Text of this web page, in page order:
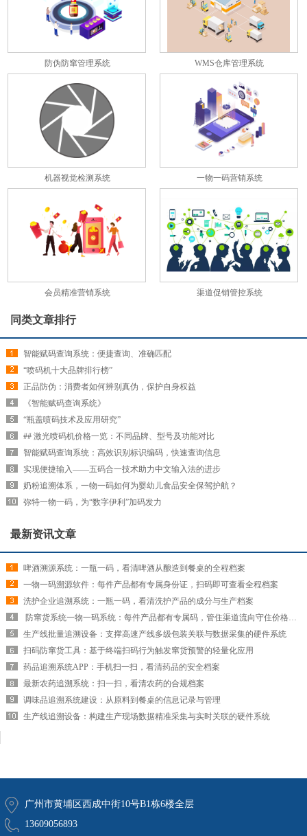
防伪防窜管理系统 WMS仓库管理系统
机器视觉检测系统 一物一码营销系统
会员精准营销系统 渠道促销管控系统
同类文章排行
智能赋码查询系统：便捷查询、准确匹配
“喷码机十大品牌排行榜”
正品防伪：消费者如何辨别真伪，保护自身权益
《智能赋码查询系统》
“瓶盖喷码技术及应用研究”
## 激光喷码机价格一览：不同品牌、型号及功能对比
智能赋码查询系统：高效识别标识编码，快速查询信息
实现便捷输入——五码合一技术助力中文输入法的进步
奶粉追溯体系，一物一码如何为婴幼儿食品安全保驾护航？
弥特一物一码，为“数字伊利”加码发力
最新资讯文章
啤酒溯源系统：一瓶一码，看清啤酒从酿造到餐桌的全程档案
一物一码溯源软件：每件产品都有专属身份证，扫码即可查看全程档案
洗护企业追溯系统：一瓶一码，看清洗护产品的成分与生产档案
​ 防窜货系统一物一码系统：每件产品都有专属码，管住渠道流向守住价格红线
生产线批量追溯设备：支撑高速产线多级包装关联与数据采集的硬件系统
扫码防窜货工具：基于终端扫码行为触发窜货预警的轻量化应用
药品追溯系统APP：手机扫一扫，看清药品的安全档案
最新农药追溯系统：扫一扫，看清农药的合规档案
调味品追溯系统建设：从原料到餐桌的信息记录与管理
生产线追溯设备：构建生产现场数据精准采集与实时关联的硬件系统
广州市黄埔区西成中街10号B1栋6楼全层
13609056893